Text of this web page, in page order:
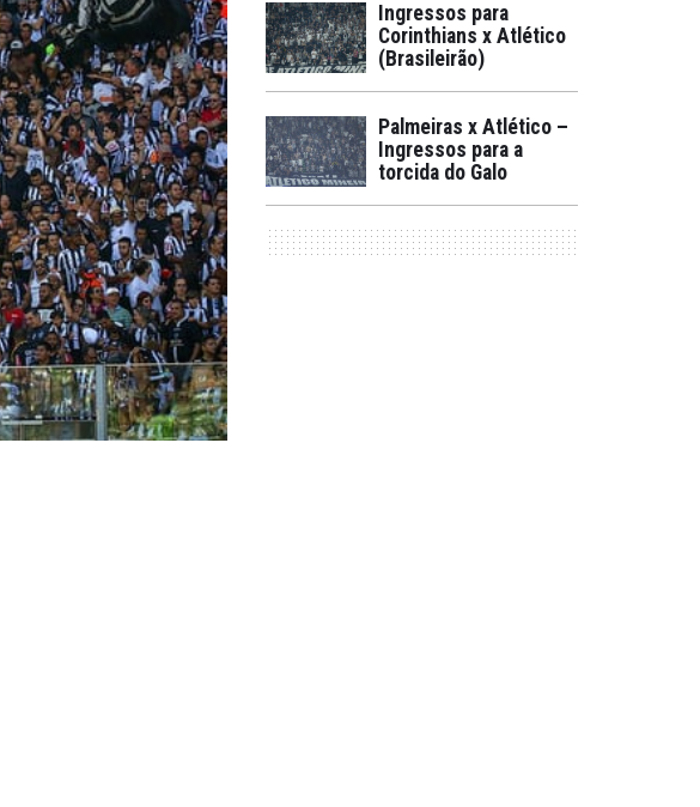
Ingressos para
Corinthians x Atlético
(Brasileirão)
Palmeiras x Atlético –
Ingressos para a
torcida do Galo